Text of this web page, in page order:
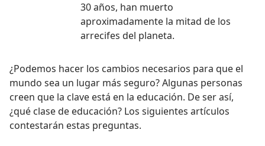
30 años, han muerto
aproximadamente la mitad de los
arrecifes del planeta.
¿Podemos hacer los cambios necesarios para que el
mundo sea un lugar más seguro? Algunas personas
creen que la clave está en la educación. De ser así,
¿qué clase de educación? Los siguientes artículos
contestarán estas preguntas.